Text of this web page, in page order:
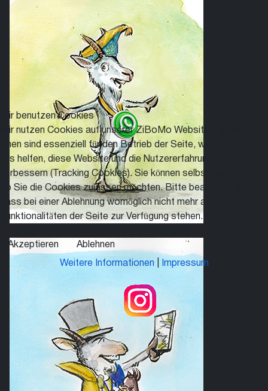
Wir benutzen Cookies
Wir nutzen Cookies auf unserer ZiBoMo Website. Einige von
ihnen sind essenziell für den Betrieb der Seite, während andere
uns helfen, diese Website und die Nutzererfahrung zu
verbessern (Tracking Cookies). Sie können selbst entscheiden,
ob Sie die Cookies zulassen möchten. Bitte beachten Sie,
dass bei einer Ablehnung womöglich nicht mehr alle
Funktionalitäten der Seite zur Verfügung stehen.
Akzeptieren Ablehnen
Weitere Informationen| Impressum